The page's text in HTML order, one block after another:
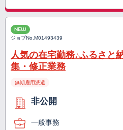
NEW
ジョブNo.M01493439
人気の在宅勤務♪ふるさと
集・修正業務
無期雇用派遣
非公開
一般事務